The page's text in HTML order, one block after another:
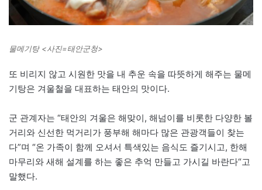
물메기탕 <사진=태안군청>
또 비리지 않고 시원한 맛을 내 추운 속을 따뜻하게 해주는 물메
기탕은 겨울철을 대표하는 태안의 맛이다.
군 관계자는 “태안의 겨울은 해맞이, 해넘이를 비롯한 다양한 볼
거리와 신선한 먹거리가 풍부해 해마다 많은 관광객들이 찾는
다”며 “온 가족이 함께 오셔서 특색있는 음식도 즐기시고, 한해
마무리와 새해 설계를 하는 좋은 추억 만들고 가시길 바란다“고
말했다.